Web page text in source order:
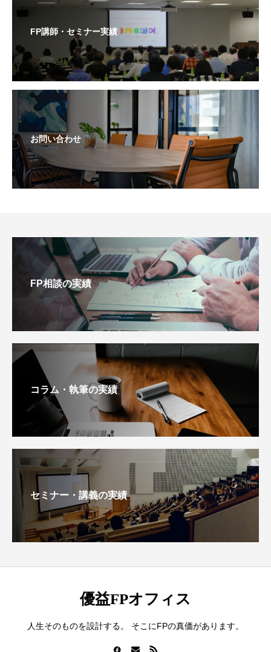
FP講師・セミナー実績
お問い合わせ
FP相談の実績
コラム・執筆の実績
セミナー・講義の実績
優益FPオフィス
人生そのものを設計する。 そこにFPの真価があります。